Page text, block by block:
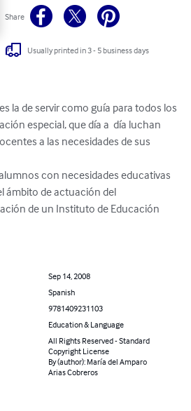
Share
Usually printed in 3 - 5 business days
la de servir como guía para todos los
especial, que día a  día luchan
a las necesidades de sus
con necesidades educativas
ámbito de actuación del
de un Instituto de Educación
Sep 14, 2008
Spanish
9781409231103
Education & Language
All Rights Reserved - Standard
Copyright License
By (author): María del Amparo
Arias Cobreros